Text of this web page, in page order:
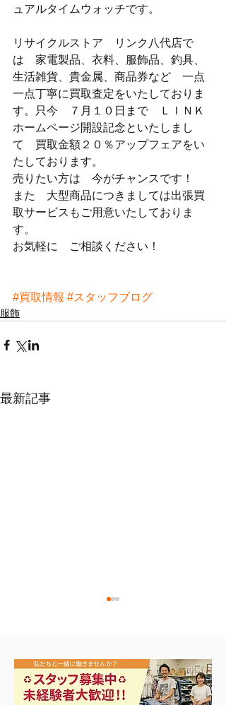
ュアルタイムウォッチです。
リサイクルストア　リンク八代店で
は　家電製品、衣料、服飾品、釣具、
生活雑貨、貴金属、商品券など　一点
一点丁寧に買取査定をいたしておりま
す。只今　７月１０日まで　ＬＩＮＫ
ホームページ開設記念といたしまし
て　買取金額２０％アップフェアをい
たしております。
売りたい方は　今がチャンスです！
また　大型商品につきましては出張買
取サービスもご用意いたしておりま
す。
お気軽に　ご相談ください！
#買取情報 #スタッフブログ
服飾
最新記事